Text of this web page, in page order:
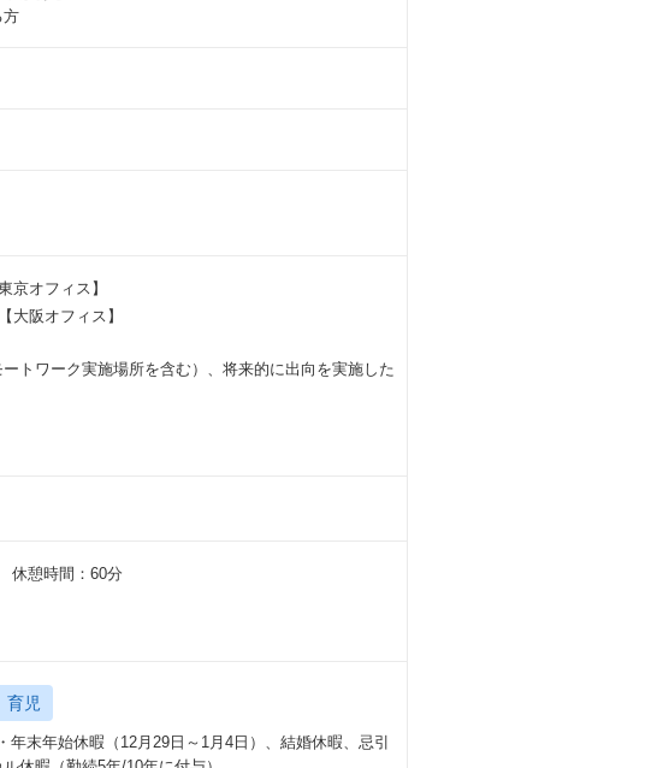
方
オフィス】
阪オフィス】
トワーク実施場所を含む）、将来的に出向を実施した
休憩時間：60分
育児
末年始休暇（12月29日～1月4日）、結婚休暇、忌引